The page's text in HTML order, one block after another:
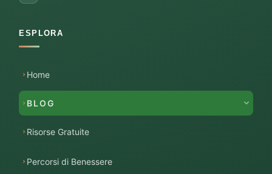
ESPLORA
Home
BLOG
Risorse Gratuite
Percorsi di Benessere